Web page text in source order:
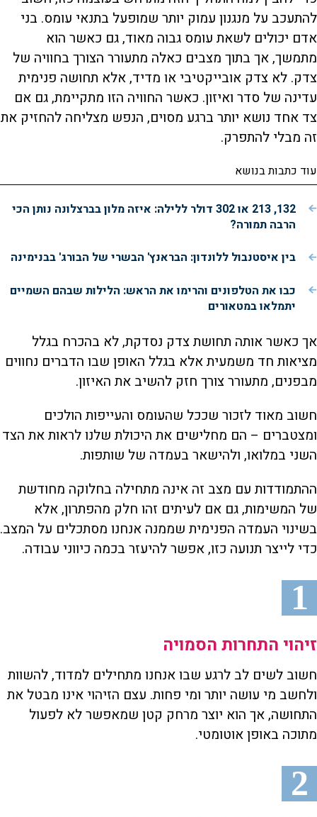
להתעכב על מנגנון עמוק יותר שמופעל בתנאי עומס. בני
אדם יכולים לשאת עומס גבוה מאוד, גם כאשר הוא
מתמשך, אך בתוך מצבים כאלה מתעורר הצורך בחוויה של
צדק. לא צדק אובייקטיבי או מדיד, אלא תחושה פנימית
עדינה של סדר ואיזון. כאשר החוויה הזו מתקיימת, גם אם
צד אחד נושא יותר ברגע מסוים, הנפש מצליחה להחזיק את
זה מבלי להתפרק.
עוד כתבות בנושא
132, 213 או 302 דולר ללילה: איזה מלון בברצלונה נותן הכי
הרבה תמורה?
בין איסטנבול ללונדון: הבראנץ' הבשרי של הבורג' בבנימינה
כבו את הטלפונים והרימו את הראש: הלילות שבהם השמיים
יתמלאו במטאורים
אך כאשר אותה תחושת צדק נסדקת, לא בהכרח בגלל
מציאות חד משמעית אלא בגלל האופן שבו הדברים נחווים
מבפנים, מתעורר צורך חזק להשיב את האיזון.
חשוב מאוד לזכור שככל שהעומס והעייפות הולכים
ומצטברים – הם מחלישים את היכולת שלנו לראות את הצד
השני במלואו, ולהישאר בעמדה של שותפות.
ההתמודדות עם מצב זה אינה מתחילה בחלוקה מחודשת
של המשימות, גם אם לעיתים זהו חלק מהפתרון, אלא
בשינוי העמדה הפנימית שממנה אנחנו מסתכלים על המצב.
כדי לייצר תנועה כזו, אפשר להיעזר בכמה כיווני עבודה.
1
זיהוי התחרות הסמויה
חשוב לשים לב לרגע שבו אנחנו מתחילים למדוד, להשוות
ולחשב מי עושה יותר ומי פחות. עצם הזיהוי אינו מבטל את
התחושה, אך הוא יוצר מרחק קטן שמאפשר לא לפעול
מתוכה באופן אוטומטי.
2